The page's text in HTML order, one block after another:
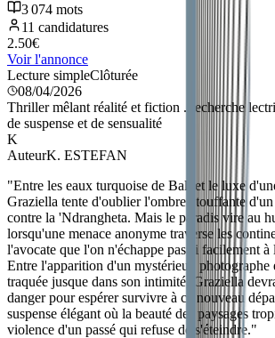
3 074 mots
11 candidatures
2.50€
Voir l'annonce
Lecture simpleClôturée
08/04/2026
Thriller mêlant réalité et fiction ..recherche
de suspense et de sensualité
K
AuteurK. ESTEFAN
"Entre les eaux turquoise de Bali et le luxe
Graziella tente d'oublier l'ombre étouffante
contre la 'Ndrangheta. Mais le paradis vire au
lorsqu'une menace anonyme traverse les
l'avocate que l'on n'échappe pas si facilement à
Entre l'apparition d'un mystérieux photographe
traquée jusque dans son intimité, Graziella
danger pour espérer survivre à ce nouveau
suspense élégant où la beauté des paysages
violence d'un passé qui refuse de s'éteindre."